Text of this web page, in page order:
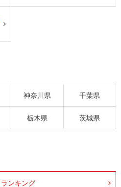
神奈川県 千葉県
栃木県 茨城県
ランキング